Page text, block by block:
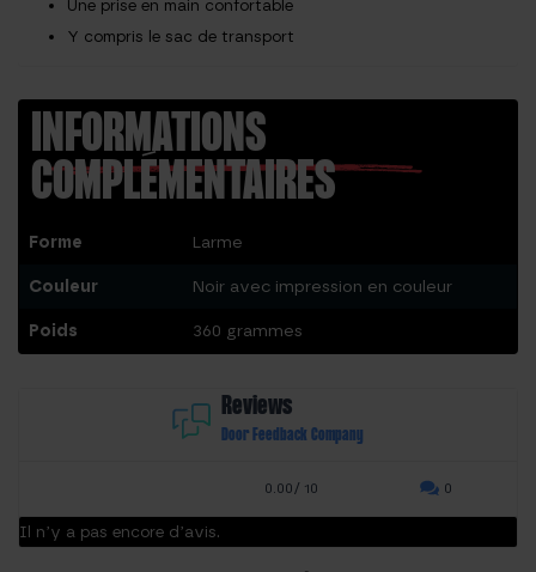
Une prise en main confortable
Y compris le sac de transport
INFORMATIONS
COMPLÉMENTAIRES
Forme Larme
Couleur Noir avec impression en couleur
Poids 360 grammes
Reviews
Door Feedback Company
0.00/ 10 0
Il n’y a pas encore d’avis.